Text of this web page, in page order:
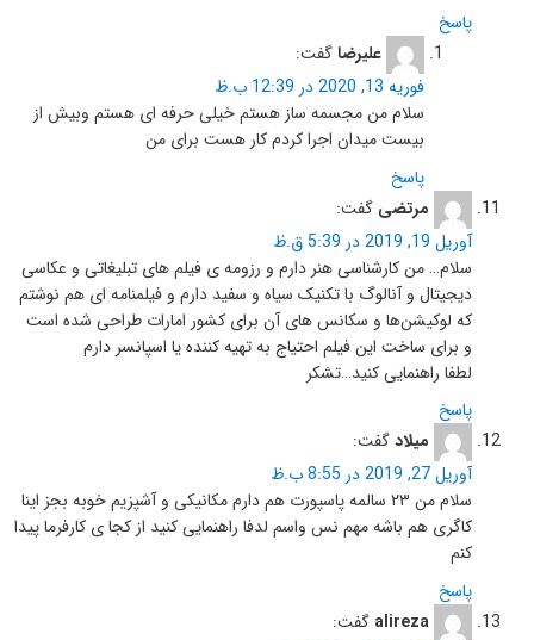
پاسخ
علیرضا گفت:
فوریه 13, 2020 در 12:39 ب.ظ
سلام من مجسمه ساز هستم خیلی حرفه ای هستم وبیش از
بیست میدان اجرا کردم کار هست برای من
پاسخ
مرتضی گفت:
آوریل 19, 2019 در 5:39 ق.ظ
سلام… من کارشناسی هنر دارم و رزومه ی فیلم های تبلیغاتی و عکاسی
دیجیتال و آنالوگ با تکنیک سیاه و سفید دارم و فیلمنامه ای هم نوشتم
که لوکیشن‌ها و سکانس های آن برای کشور امارات طراحی شده است
و برای ساخت این فیلم احتیاج به تهیه کننده یا اسپانسر دارم
لطفا راهنمایی کنید…تشکر
پاسخ
میلادگفت:
آوریل 27, 2019 در 8:55 ب.ظ
سلام من ۲۳ سالمه پاسپورت هم دارم مکانیکی و آشپزیم خوبه بجز اینا
کاگری هم باشه مهم نس واسم لدفا راهنمایی کنید از کجا ی کارفرما پیدا
کنم
پاسخ
alireza گفت: